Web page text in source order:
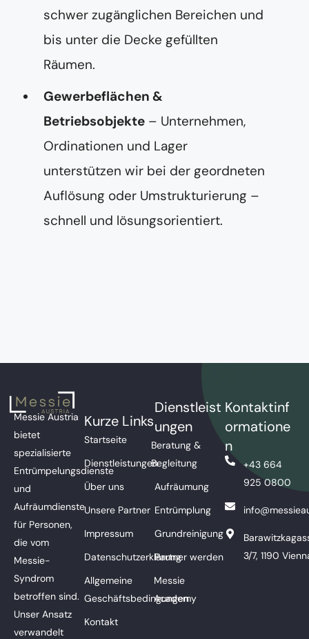
schwer zugänglichen Bereichen und
bis unter die Decke gefüllten
Räumen.
Gewerbeflächen &
Betriebsobjekte – Unternehmen,
Ordinationen und Lager
unterstützen wir bei der geordneten
Auflösung oder Umstrukturierung –
schnell und lösungsorientiert.
Messie Austria
bietet
spezialisierte
Entrümpelungsdienste
und
Aufräumdienste
für Personen,
die vom
Messie-
Syndrom
betroffen sind.
Unser Ansatz
verwandelt
Kurze Links
Startseite
Dienstleistungen
Über uns
Unsere Partner
Impressum
Datenschutzerklärung
Allgemeine
Geschäftsbedingungen
Kontakt
Dienstleist
ungen
Beratung &
Begleitung
Aufräumung
Entrümplung
Grundreinigung
Partner werden
Messie
Academy
Kontaktinf
ormatione
n
+43 664
925 0800
3/7, 1190